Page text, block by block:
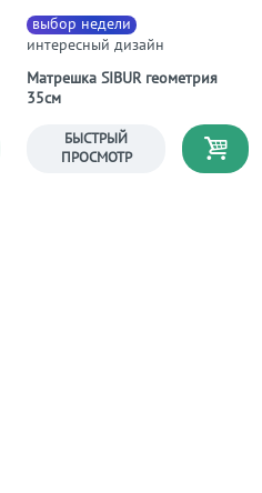
Матрешка SIBUR геометрия
35см
выбор недели
интересный дизайн
БЫСТРЫЙ
ПРОСМОТР